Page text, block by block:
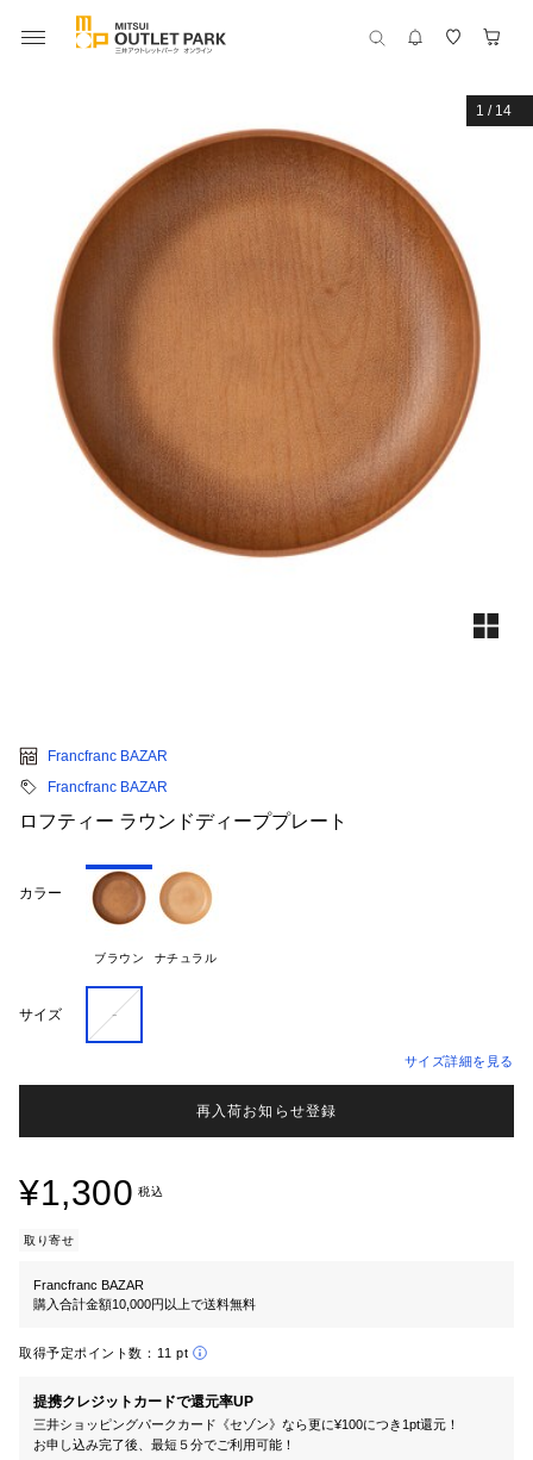
1 / 14
Francfranc BAZAR
Francfranc BAZAR
ロフティー ラウンドディーププレート
カラー
ブラウン ナチュラル
サイズ -
サイズ詳細を見る
再入荷お知らせ登録
¥1,300 税込
取り寄せ
Francfranc BAZAR
購入合計金額10,000円以上で送料無料
取得予定ポイント数： 11 pt
提携クレジットカードで還元率UP
三井ショッピングパークカード《セゾン》なら更に¥100につき1pt還元！
お申し込み完了後、最短５分でご利用可能！